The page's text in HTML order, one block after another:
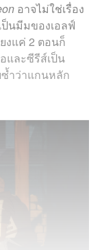
อาจไม่ใช่เรื่อง
นมีมของเอลฟ์
งแค่ 2 ตอนก็
และซีรีส์เป็น
ซ้ำว่าแกนหลัก